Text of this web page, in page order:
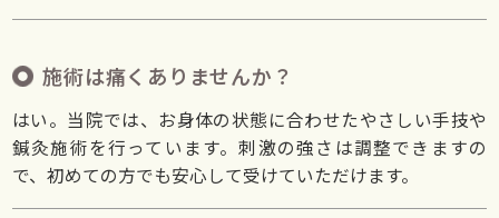
施術は痛くありませんか？
はい。当院では、お身体の状態に合わせたやさしい手技や
鍼灸施術を行っています。刺激の強さは調整できますの
で、初めての方でも安心して受けていただけます。